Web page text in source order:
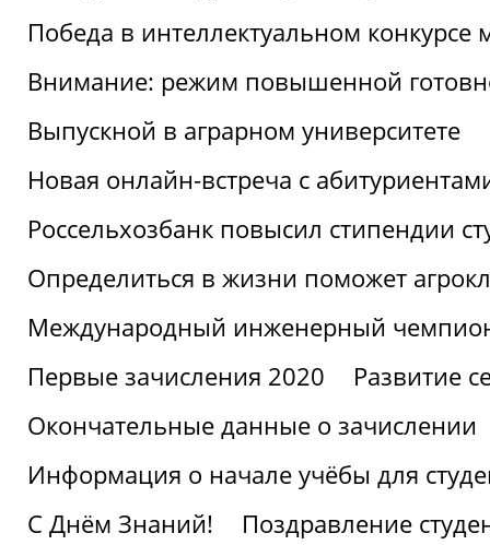
Победа в интеллектуальном конкурсе
Внимание: режим повышенной
Выпускной в аграрном университете
Новая онлайн-встреча с
Россельхозбанк повысил стипендии
Определиться в жизни поможет
Международный инженерный
Первые зачисления 2020
Развитие
Окончательные данные о зачислении
Информация о начале учёбы для
С Днём Знаний!
Поздравление